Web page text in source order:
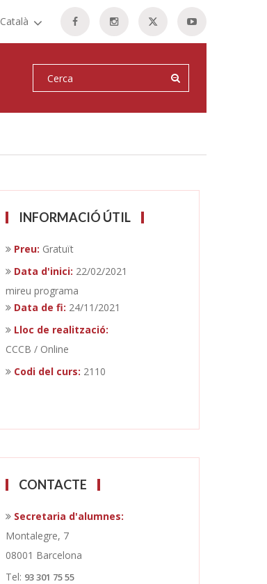
Català
INFORMACIÓ ÚTIL
Preu: Gratuït
Data d'inici: 22/02/2021
mireu programa
Data de fi: 24/11/2021
Lloc de realització:
CCCB / Online
Codi del curs: 2110
CONTACTE
Secretaria d'alumnes:
Montalegre, 7
08001 Barcelona
Tel: 93 301 75 55